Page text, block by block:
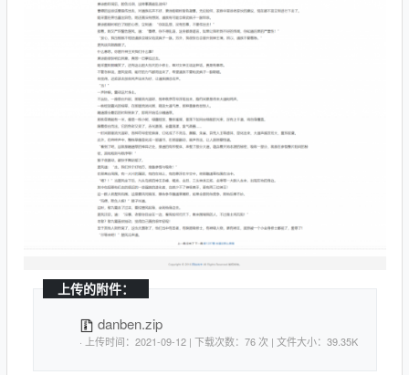
上传的附件：
danben.zip
· 上传时间：2021-09-12 | 下载次数：76 次 | 文件大小：39.35K